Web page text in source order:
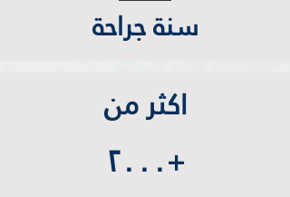
سنة جراحة
اكثر من
٢٠٠٠+